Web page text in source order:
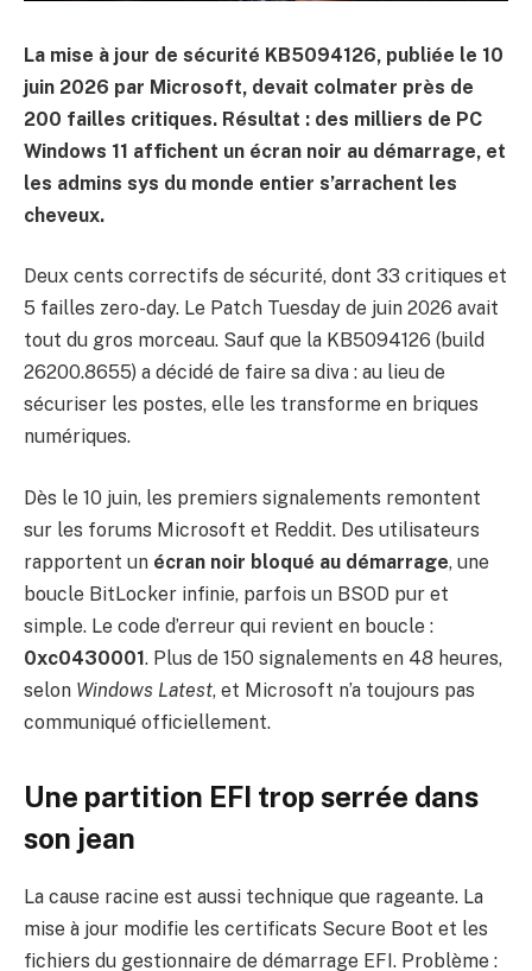
La mise à jour de sécurité KB5094126, publiée le 10
juin 2026 par Microsoft, devait colmater près de
200 failles critiques. Résultat : des milliers de PC
Windows 11 affichent un écran noir au démarrage, et
les admins sys du monde entier s’arrachent les
cheveux.
Deux cents correctifs de sécurité, dont 33 critiques et
5 failles zero-day. Le Patch Tuesday de juin 2026 avait
tout du gros morceau. Sauf que la KB5094126 (build
26200.8655) a décidé de faire sa diva : au lieu de
sécuriser les postes, elle les transforme en briques
numériques.
Dès le 10 juin, les premiers signalements remontent
sur les forums Microsoft et Reddit. Des utilisateurs
rapportent un écran noir bloqué au démarrage, une
boucle BitLocker infinie, parfois un BSOD pur et
simple. Le code d’erreur qui revient en boucle :
0xc0430001. Plus de 150 signalements en 48 heures,
selon Windows Latest, et Microsoft n’a toujours pas
communiqué officiellement.
Une partition EFI trop serrée dans
son jean
La cause racine est aussi technique que rageante. La
mise à jour modifie les certificats Secure Boot et les
fichiers du gestionnaire de démarrage EFI. Problème :